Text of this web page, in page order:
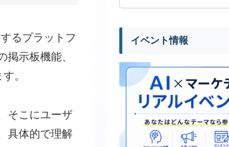
るプラットフ
示板機能、
。
そこにユーザ
具体的で理解
イベント情報